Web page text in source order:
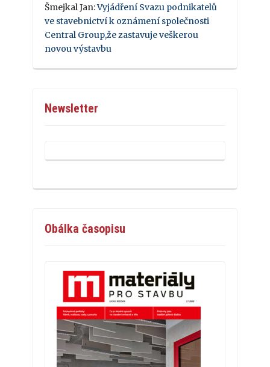
Šmejkal Jan:Vyjádření Svazu podnikatelů
ve stavebnictví k oznámení společnosti
Central Group,že zastavuje veškerou
novou výstavbu
Newsletter
Obálka časopisu